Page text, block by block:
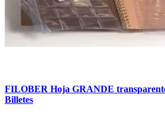
FILOBER Hoja GRANDE
Billetes